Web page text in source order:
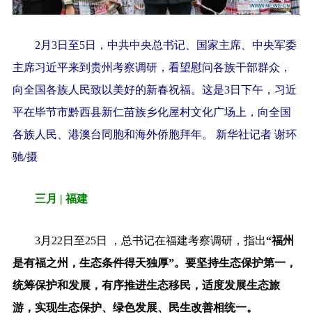
2月3日至5日，中共中央总书记、国家主席、中央军委
主席习近平来到贵州考察调研，看望慰问各族干部群众，
向全国各族人民致以美好的新春祝福。这是3日下午，习近
平在毕节市黔西县新仁苗族乡化屋村文化广场上，向全国
各族人民、港澳台同胞和海外侨胞拜年。 新华社记者 谢环
驰/摄
三月 | 福建
3月22日至25日 ，总书记在福建考察调研，指出“福州
是有福之州，生态条件得天独厚”。要坚持生态保护第一，
统筹保护和发展，有序推进生态移民，适度发展生态旅
游，实现生态保护、绿色发展、民生改善相统一。